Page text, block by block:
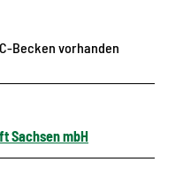
Becken vorhanden
Sachsen mbH